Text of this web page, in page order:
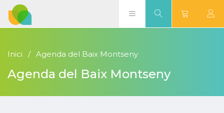
Inici Agenda del Baix Montseny
Agenda del Baix Montseny